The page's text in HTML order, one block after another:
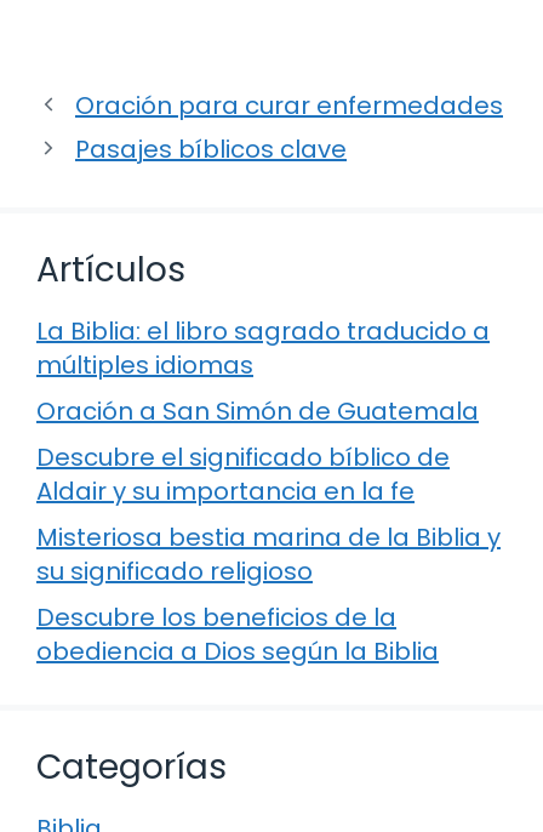
Oración para curar enfermedades
Pasajes bíblicos clave
Artículos
La Biblia: el libro sagrado traducido a
múltiples idiomas
Oración a San Simón de Guatemala
Descubre el significado bíblico de
Aldair y su importancia en la fe
Misteriosa bestia marina de la Biblia y
su significado religioso
Descubre los beneficios de la
obediencia a Dios según la Biblia
Categorías